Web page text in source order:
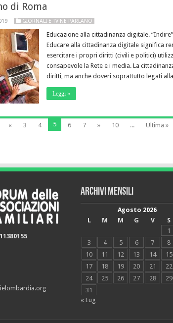
di Roma
GIORNALI E TV NE PARLANO
Educazione alla cittadinanza digitale.
Educare alla cittadinanza digitale significa
esercitare i propri diritti (civili e politici)
consapevole la Rete e i media. La
diritti, ma anche doveri soprattutto legati
Leggi »
« 3 4 5 6 7 » 10 ... Ultima »
Archivi mensili
Agosto 2026
L
M M G V S
1
3
4 5 6 7 8
10
11 12 13 14 15
17
18 19 20 21 22
24
25 26 27 28 29
31
« Lug